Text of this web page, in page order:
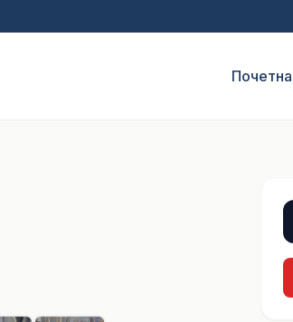
Почетна